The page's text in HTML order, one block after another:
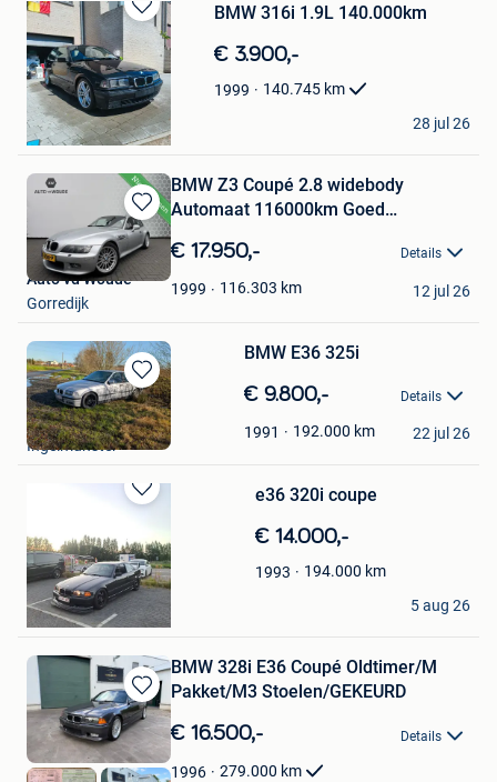
Bewaren
in
Mijn
Favorieten
BMW 316i 1.9L 140.000km
€ 3.900,-
1999 140.745 km
Jasper
Kessel-Lo
28 jul 26
Bewaren
in
Mijn
Favorieten
BMW Z3 Coupé 2.8 widebody
Automaat 116000km Goed
€ 17.950,- Details
1999 116.303 km
Auto vd Woude
Gorredijk
12 jul 26
Bewaren
in
Mijn
Favorieten
BMW E36 325i
€ 9.800,- Details
1991 192.000 km
Michiel Gekiere
Ingelmunster
22 jul 26
Bewaren
Mijn
Favorieten
e36 320i coupe
€ 14.000,-
1993 194.000 km
shochan
Lint
5 aug 26
Bewaren
in
Mijn
Favorieten
BMW 328i E36 Coupé Oldtimer/M
Pakket/M3 Stoelen/GEKEURD
€ 16.500,- Details
1996 279.000 km